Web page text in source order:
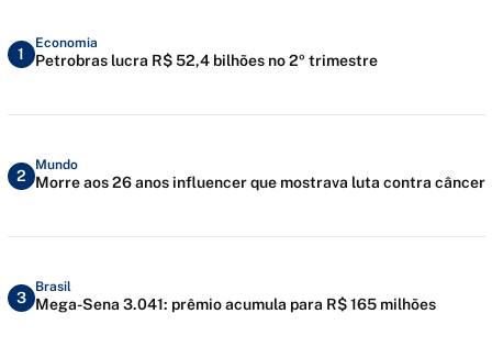
1
Economia
Petrobras lucra R$ 52,4 bilhões no 2º trimestre
2
Mundo
Morre aos 26 anos influencer que mostrava luta contra câncer
3
Brasil
Mega-Sena 3.041: prêmio acumula para R$ 165 milhões